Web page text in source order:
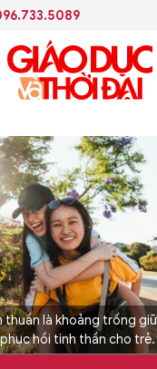
thuần là khoảng trống
hồi tinh thần cho trẻ.